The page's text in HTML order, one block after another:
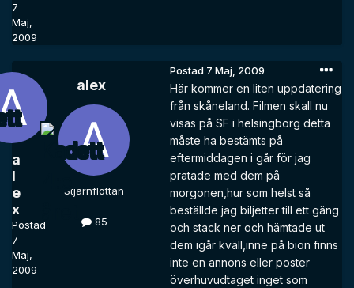
7
Maj,
2009
a
l
e
x
Postad
7
Maj,
2009
alex
Stjärnflottan
85
Postad 7 Maj, 2009
Här kommer en liten uppdatering
från skåneland. Filmen skall nu
visas på SF i helsingborg detta
måste ha bestämts på
eftermiddagen i går för jag
pratade med dem på
morgonen,hur som helst så
beställde jag biljetter till ett gäng
och stack ner och hämtade ut
dem igår kväll,inne på bion finns
inte en annons eller poster
överhuvudtaget inget som